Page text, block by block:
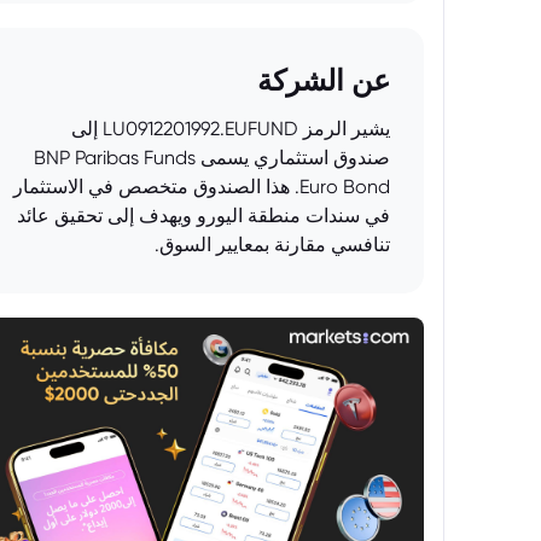
عن الشركة
يشير الرمز LU0912201992.EUFUND إلى
صندوق استثماري يسمى BNP Paribas Funds
Euro Bond. هذا الصندوق متخصص في الاستثمار
في سندات منطقة اليورو ويهدف إلى تحقيق عائد
تنافسي مقارنة بمعايير السوق.